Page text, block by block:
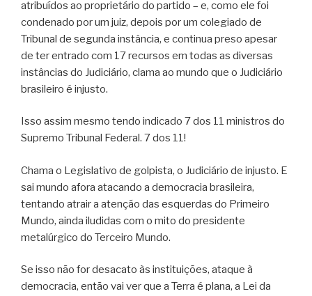
atribuídos ao proprietário do partido – e, como ele foi
condenado por um juiz, depois por um colegiado de
Tribunal de segunda instância, e continua preso apesar
de ter entrado com 17 recursos em todas as diversas
instâncias do Judiciário, clama ao mundo que o Judiciário
brasileiro é injusto.
Isso assim mesmo tendo indicado 7 dos 11 ministros do
Supremo Tribunal Federal. 7 dos 11!
Chama o Legislativo de golpista, o Judiciário de injusto. E
sai mundo afora atacando a democracia brasileira,
tentando atrair a atenção das esquerdas do Primeiro
Mundo, ainda iludidas com o mito do presidente
metalúrgico do Terceiro Mundo.
Se isso não for desacato às instituições, ataque à
democracia, então vai ver que a Terra é plana, a Lei da